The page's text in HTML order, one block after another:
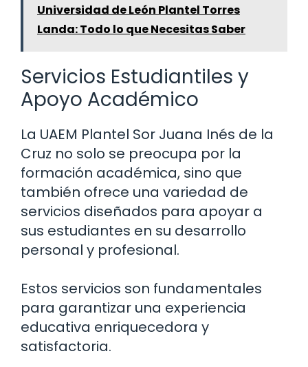
Universidad de León Plantel Torres
Landa: Todo lo que Necesitas Saber
Servicios Estudiantiles y
Apoyo Académico
La UAEM Plantel Sor Juana Inés de la
Cruz no solo se preocupa por la
formación académica, sino que
también ofrece una variedad de
servicios diseñados para apoyar a
sus estudiantes en su desarrollo
personal y profesional.
Estos servicios son fundamentales
para garantizar una experiencia
educativa enriquecedora y
satisfactoria.